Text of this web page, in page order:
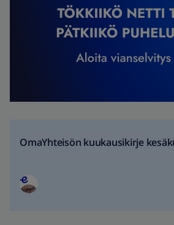
OmaYhteisön kuukausikirje